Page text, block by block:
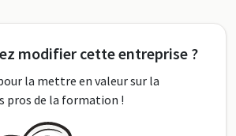
modifier cette entreprise ?
la mettre en valeur sur la
pros de la formation !